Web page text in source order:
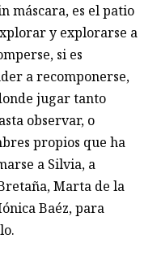
máscara, es el patio
y explorarse a
si es
a recomponerse,
jugar tanto
observar, o
propios que ha
a Silvia, a
Marta de la
Baéz, para